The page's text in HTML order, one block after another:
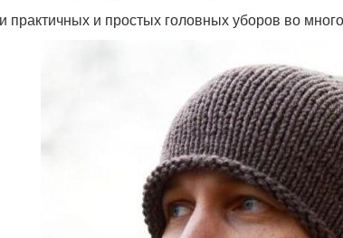
практичных и простых головных уборов во